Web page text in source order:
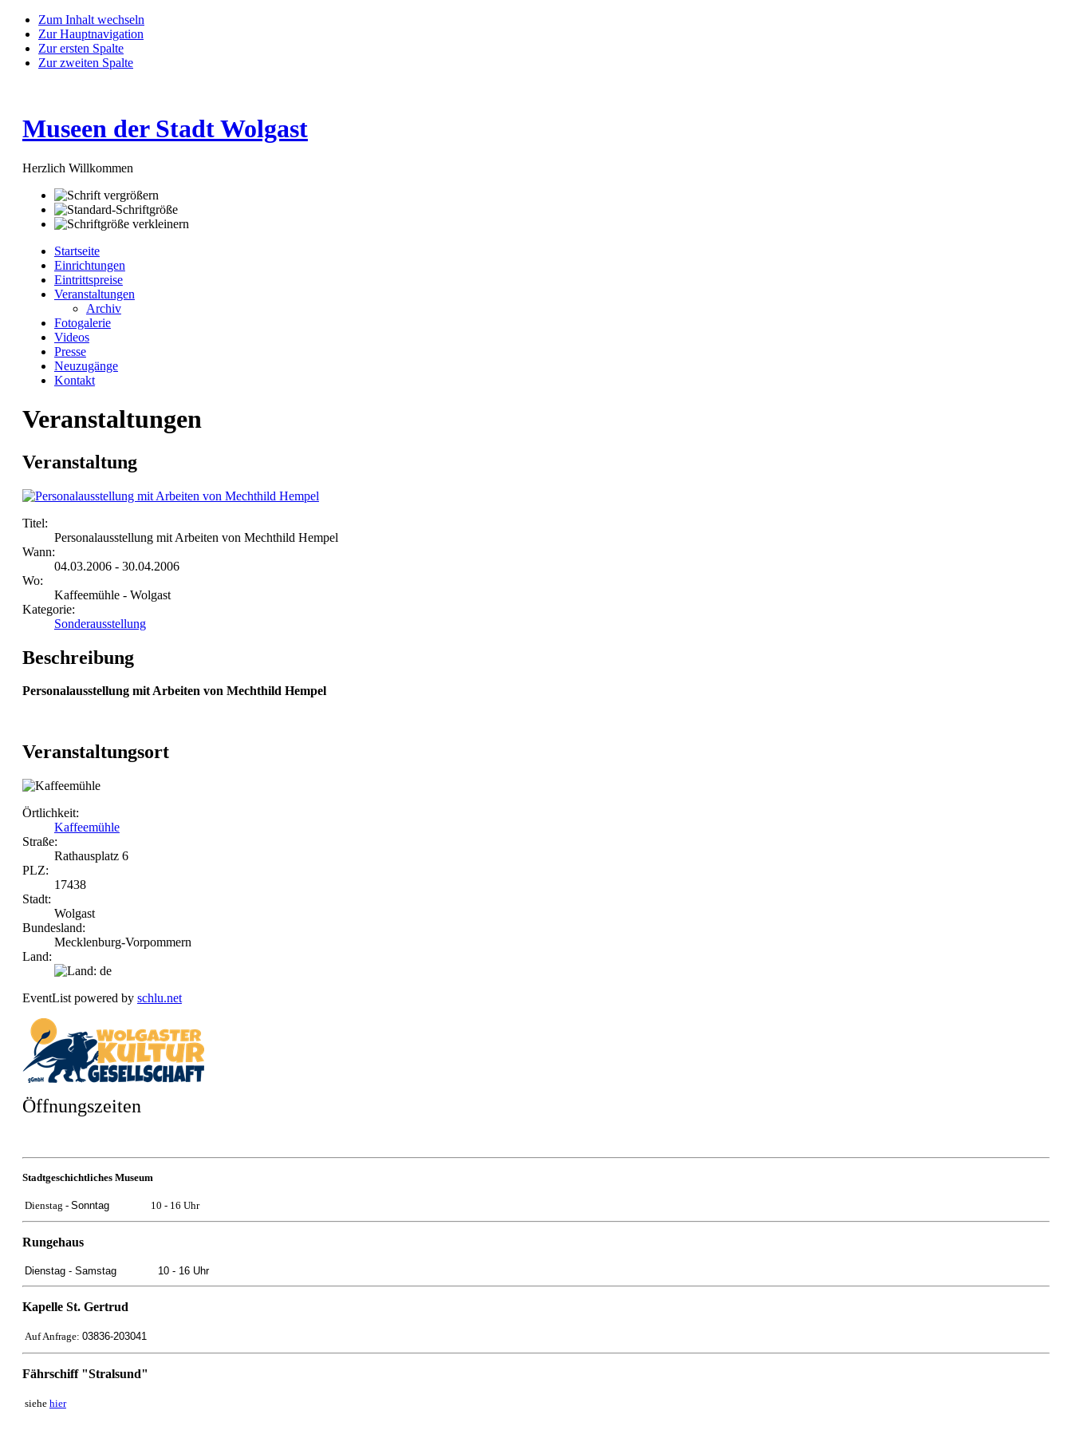
Zum Inhalt wechseln
Zur Hauptnavigation
Zur ersten Spalte
Zur zweiten Spalte
Museen der Stadt Wolgast
Herzlich Willkommen
Startseite
Einrichtungen
Eintrittspreise
Veranstaltungen
Archiv
Fotogalerie
Videos
Presse
Neuzugänge
Kontakt
Veranstaltungen
Veranstaltung
Titel:
Personalausstellung mit Arbeiten von Mechthild Hempel
Wann:
04.03.2006 - 30.04.2006
Wo:
Kaffeemühle - Wolgast
Kategorie:
Sonderausstellung
Beschreibung
Personalausstellung mit Arbeiten von Mechthild Hempel
Veranstaltungsort
Örtlichkeit:
Kaffeemühle
Straße:
Rathausplatz 6
PLZ:
17438
Stadt:
Wolgast
Bundesland:
Mecklenburg-Vorpommern
Land:
EventList powered by schlu.net
Öffnungszeiten
Stadtgeschichtliches Museum
Dienstag - Sonntag 10 - 16 Uhr
Rungehaus
Dienstag - Samstag 10 - 16 Uhr
Kapelle St. Gertrud
Auf Anfrage: 03836-203041
Fährschiff "Stralsund"
siehe hier